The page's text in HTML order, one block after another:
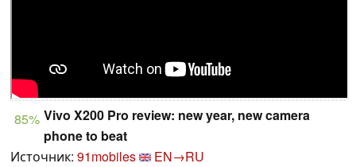
85% Vivo X200 Pro review: new year, new camera
phone to beat
Источник: 91mobiles
EN→RU